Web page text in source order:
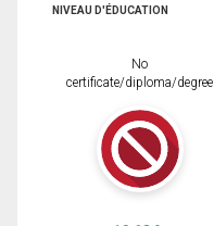
NIVEAU D'ÉDUCATION
No
certificate/diploma/degree